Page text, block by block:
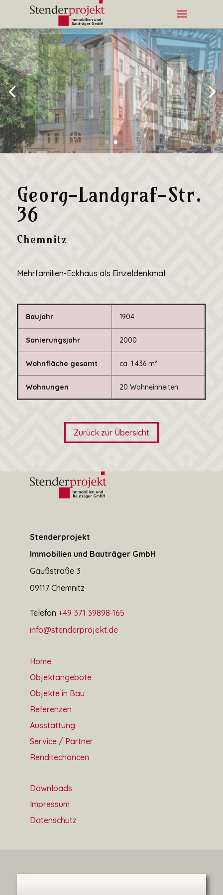
Georg-Landgraf-Str.
36
Chemnitz
Mehrfamilien-Eckhaus als Einzeldenkmal
Baujahr 1904
Sanierungsjahr 2000
Wohnfläche gesamt ca. 1.436 m²
Wohnungen 20 Wohneinheiten
Zurück zur Übersicht
Stenderprojekt
Immobilien und Bauträger GmbH
Gaußstraße 3
09117 Chemnitz
Telefon +49 371 39898-165
info@stenderprojekt.de
Home
Objektangebote
Objekte in Bau
Referenzen
Ausstattung
Service / Partner
Renditechancen
Downloads
Impressum
Datenschutz